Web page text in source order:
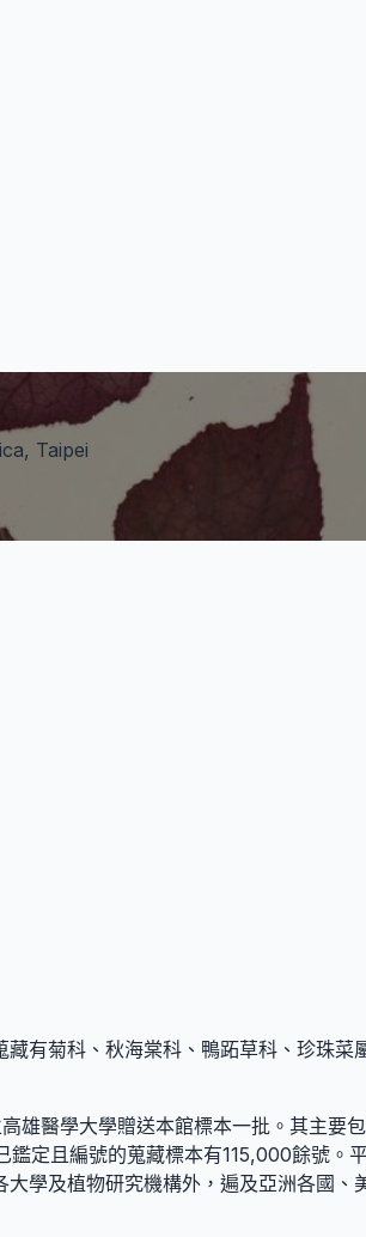
Taipei
有菊科、秋海棠科、鴨跖草科、珍珠
雄醫學大學贈送本館標本一批。其主要
定且編號的蒐藏標本有115,000餘號
學及植物研究機構外，遍及亞洲各國